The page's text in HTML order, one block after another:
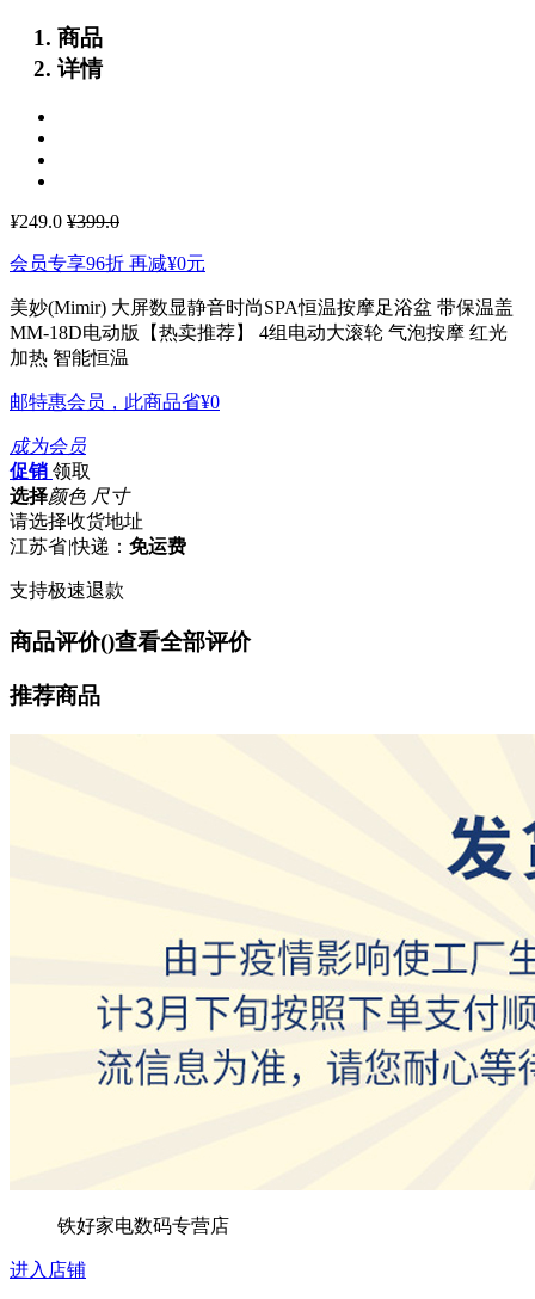
商品
详情
¥249.0 ¥399.0
会员专享96折 再减¥0元
美妙(Mimir) 大屏数显静音时尚SPA恒温按摩足浴盆 带保温盖
MM-18D电动版【热卖推荐】
4组电动大滚轮 气泡按摩 红光
加热 智能恒温
邮特惠会员，此商品省¥0
成为会员
促销 领取
选择颜色 尺寸
请选择收货地址
江苏省|快递： 免运费
支持极速退款
商品评价()查看全部评价
推荐商品
铁好家电数码专营店
进入店铺